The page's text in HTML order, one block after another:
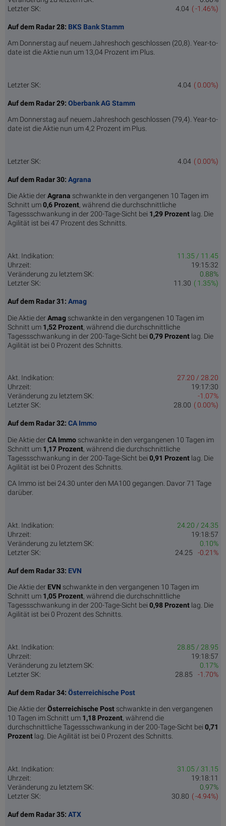
Letzter SK:
( -1.46%)
4.04
Auf dem Radar 28: BKS Bank Stamm
Am Donnerstag auf neuem Jahreshoch geschlossen (20,8). Year-to-
date ist die Aktie nun um 13,04 Prozent im Plus.
Letzter SK: ( 0.00%)
4.04
Auf dem Radar 29: Oberbank AG Stamm
Am Donnerstag auf neuem Jahreshoch geschlossen (79,4). Year-to-
date ist die Aktie nun um 4,2 Prozent im Plus.
Letzter SK: ( 0.00%)
4.04
Auf dem Radar 30: Agrana
Die Aktie derAgrana schwankte in den vergangenen 10 Tagen im
Schnitt um0,6 Pro­zent, während die durchschnittliche
Tagessschwankung in der 200-Tage-Sicht bei 1,29 Prozent lag. Die
Agilität ist bei 47 Prozent des Schnitts.
Akt. Indikation:
11.35 / 11.45
Uhrzeit:
19:15:32
Veränderung zu letztem SK:
0.88%
Letzter SK:
( 1.35%)
11.30
Auf dem Radar 31: Amag
Die Aktie derAmag schwankte in den vergangenen 10 Tagen im
Schnitt um 1,52 Pro­zent, während die durchschnittliche
Tagessschwankung in der 200-Tage-Sicht bei 0,79 Prozent lag. Die
Agilität ist bei 0 Prozent des Schnitts.
Akt. Indikation:
27.20 / 28.20
Uhrzeit:
19:17:30
Veränderung zu letztem SK:
-1.07%
Letzter SK:
( 0.00%)
28.00
Auf dem Radar 32: CA Immo
Die Aktie derCA Immo schwankte in den vergangenen 10 Tagen im
Schnitt um 1,17 Pro­zent, während die durchschnittliche
Tagessschwankung in der 200-Tage-Sicht bei 0,91 Prozent lag. Die
Agilität ist bei 0 Prozent des Schnitts.
CA Immo ist bei 24.30 unter den MA100 gegangen. Davor 71 Tage
darüber.
Akt. Indikation:
24.20 / 24.35
Uhrzeit:
19:18:57
Veränderung zu letztem SK:
0.10%
Letzter SK:
-0.21%
24.25
Auf dem Radar 33: EVN
Die Aktie der EVN schwankte in den vergangenen 10 Tagen im
Schnitt um 1,05 Pro­zent, während die durchschnittliche
Tagessschwankung in der 200-Tage-Sicht bei 0,98 Prozent lag. Die
Agilität ist bei 0 Prozent des Schnitts.
Akt. Indikation:
28.85 / 28.95
Uhrzeit:
19:18:57
Veränderung zu letztem SK:
0.17%
Letzter SK:
-1.70%
28.85
Auf dem Radar 34: Österreichische Post
Die Aktie derÖsterreichische Post schwankte in den vergangenen
10 Tagen im Schnitt um 1,18 Pro­zent, während die
durchschnittliche Tagessschwankung in der 200-Tage-Sicht bei 0,71
Prozent lag. Die Agilität ist bei 0 Prozent des Schnitts.
Akt. Indikation:
31.05 / 31.15
Uhrzeit:
19:18:11
Veränderung zu letztem SK:
0.97%
Letzter SK:
( -4.94%)
30.80
Auf dem Radar 35: ATX